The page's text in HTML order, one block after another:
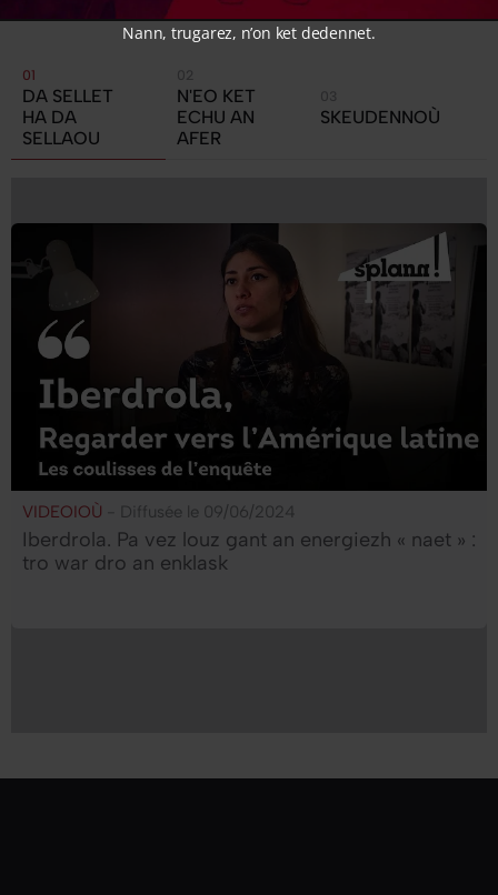
DA SELLET
HA DA
SELLAOU
N'EO KET
ECHU AN
AFER
SKEUDENNOÙ
VIDEOIOÙ - Diffusée le 09/06/2024
Iberdrola. Pa vez louz gant an energiezh « naet » :
tro war dro an enklask
Nann, trugarez, n’on ket dedennet.